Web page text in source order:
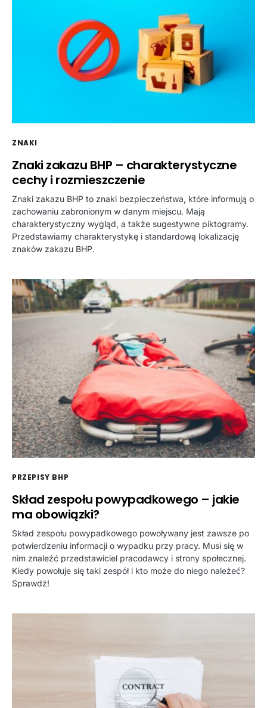
ZNAKI
Znaki zakazu BHP – charakterystyczne
cechy i rozmieszczenie
Znaki zakazu BHP to znaki bezpieczeństwa, które informują o
zachowaniu zabronionym w danym miejscu. Mają
charakterystyczny wygląd, a także sugestywne piktogramy.
Przedstawiamy charakterystykę i standardową lokalizację
znaków zakazu BHP.
PRZEPISY BHP
Skład zespołu powypadkowego – jakie
ma obowiązki?
Skład zespołu powypadkowego powoływany jest zawsze po
potwierdzeniu informacji o wypadku przy pracy. Musi się w
nim znaleźć przedstawiciel pracodawcy i strony społecznej.
Kiedy powołuje się taki zespół i kto może do niego należeć?
Sprawdź!